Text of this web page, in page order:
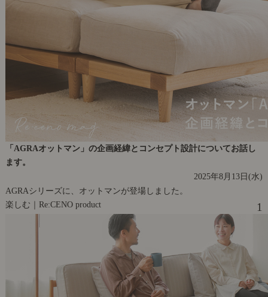
「AGRAオットマン」の企画経緯とコンセプト設計についてお話し
ます。
2025年8月13日(水)
AGRAシリーズに、オットマンが登場しました。
楽しむ｜Re:CENO product
1